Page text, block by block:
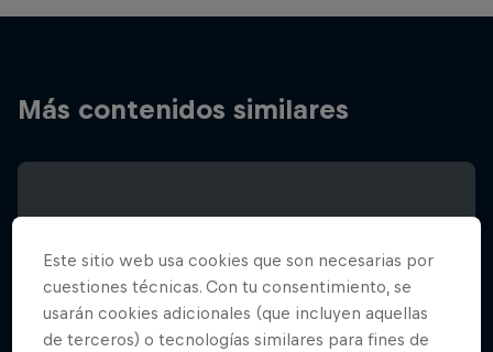
Más contenidos similares
Este sitio web usa cookies que son necesarias por
cuestiones técnicas. Con tu consentimiento, se
usarán cookies adicionales (que incluyen aquellas
de terceros) o tecnologías similares para fines de